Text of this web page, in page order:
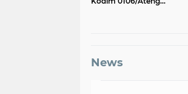
News